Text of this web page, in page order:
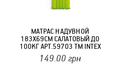
МАТРАС НАДУВНОЙ
183Х69СМ САЛАТОВЫЙ ДО
100КГ АРТ.59703 ТМ INTEX
149.00 грн